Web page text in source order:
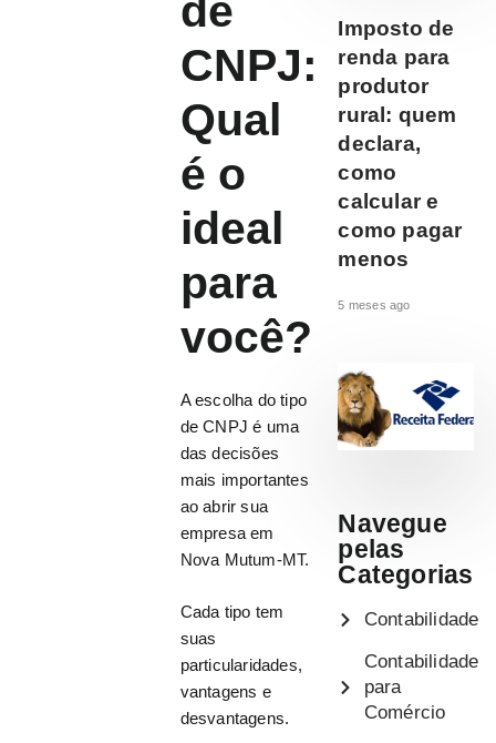
de
CNPJ:
Qual
é o
ideal
para
você?
A escolha do tipo
de CNPJ é uma
das decisões
mais importantes
ao abrir sua
empresa em
Nova Mutum-MT.
Cada tipo tem
suas
particularidades,
vantagens e
desvantagens.
Imposto de
renda para
produtor
rural: quem
declara,
como
calcular e
como pagar
menos
5 meses ago
Navegue
pelas
Categorias
Contabilidade
Contabilidade
para
Comércio